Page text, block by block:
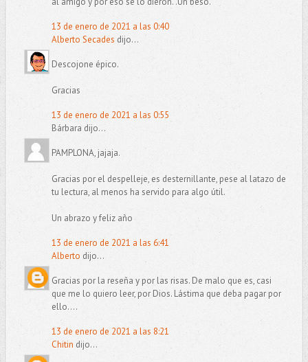
13 de enero de 2021 a las 0:40
Alberto Secades dijo...
Descojone épico.
Gracias
13 de enero de 2021 a las 0:55
Bárbara dijo...
PAMPLONA, jajaja.
Gracias por el despelleje, es desternillante, pese al latazo de
tu lectura, al menos ha servido para algo útil.
Un abrazo y feliz año
13 de enero de 2021 a las 6:41
Alberto dijo...
Gracias por la reseña y por las risas. De malo que es, casi
que me lo quiero leer, por Dios. Lástima que deba pagar por
ello....
13 de enero de 2021 a las 8:21
Chitin dijo...